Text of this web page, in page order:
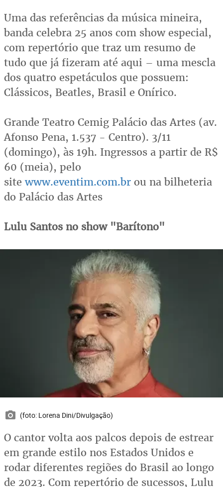
Uma das referências da música mineira,
banda celebra 25 anos com show especial,
com repertório que traz um resumo de
tudo que já fizeram até aqui – uma mescla
dos quatro espetáculos que possuem:
Clássicos, Beatles, Brasil e Onírico.
Grande Teatro Cemig Palácio das Artes (av.
Afonso Pena, 1.537 - Centro). 3/11
(domingo), às 19h. Ingressos a partir de R$
60 (meia), pelo
sitewww.eventim.com.br ou na bilheteria
do Palácio das Artes
Lulu Santos no show "Barítono"
(foto: Lorena Dini/Divulgação)
O cantor volta aos palcos depois de estrear
em grande estilo nos Estados Unidos e
rodar diferentes regiões do Brasil ao longo
de 2023. Com repertório de sucessos, Lulu